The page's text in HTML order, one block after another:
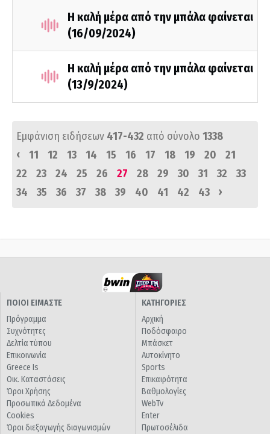
Η καλή μέρα από την μπάλα φαίνεται
(16/09/2024)
Η καλή μέρα από την μπάλα φαίνεται
(13/9/2024)
Εμφάνιση ειδήσεων 417-432 από σύνολο 1338
‹
11 12 13 14 15 16 17 18 19 20
21
22
23 24 25 26 27 28 29 30 31 32
33
34
35 36 37 38 39 40 41 42 43 ›
ΠΟΙΟΙ ΕΙΜΑΣΤΕ
Πρόγραμμα
Συχνότητες
Δελτία τύπου
Επικοινωνία
Greece Is
Οικ. Καταστάσεις
Όροι Χρήσης
Προσωπικά Δεδομένα
Cookies
Όροι διεξαγωγής διαγωνισμών
ΚΑΤΗΓΟΡΙΕΣ
Αρχική
Ποδόσφαιρο
Μπάσκετ
Αυτοκίνητο
Sports
Επικαιρότητα
Βαθμολογίες
WebTv
Enter
Πρωτοσέλιδα